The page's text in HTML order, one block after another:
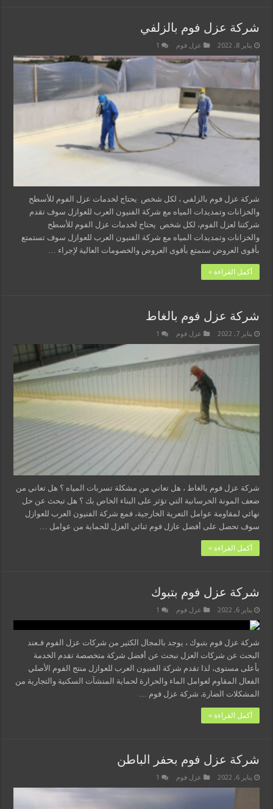
شركة عزل فوم بالزلفي
يناير 8, 2022 عزل فوم 1
شركة عزل فوم بالزلفي ، لكل شخص يحتاج لخدمات عزل الفوم للأسطح
والخزانات وتمديدات المياه مع شركة الفنيون العرب للعوازل سوف تقدم
شركتنا لعزل الفوم، لكل شخص يحتاج لخدمات عزل الفوم للأسطح
والخزانات وتمديدات المياه مع شركة الفنيون العرب للعوازل سوف تستمتع
بأقوى العروض ستمتع بأقوى العروض والخصومات العالية لإجراء …
أكمل القراءة »
شركة عزل فوم بالغاط
يناير 7, 2022 عزل فوم 1
شركة عزل فوم بالغاط ، هل تعاني من مشكلة تسربات المياه ؟ هل تعاني من
ضعف المونة الخرسانية التي تؤثر على البناء الخاص بك ؟ هل تبحث عن حل
نهائي لمقاومة عوامل التعرية الخارجية، فمع شركة الفنيون العرب للعوازل
سوف تحصل على أفضل عازل فوم ثنائي العزل للحماية من عوامل …
أكمل القراءة »
شركة عزل فوم بتبوك
يناير 6, 2022 عزل فوم 1
شركة عزل فوم بتبوك ، يوجد بالمجال الكثير من شركات عزل الفوم فـعند
البحث عن شركات العزل نبحث عن أفضل شركة متخصصة تقدم الخدمة
بأعلى مستوى، لذا تقدم شركة الفنيون العرب للعوازل منتج الفوم الأصلي
الفعال المقاوم لعوامل الماء والحرارة لحماية المنشآت السكنية والتجارية من
المشكلات الضارة. شركة عزل فوم …
أكمل القراءة »
شركة عزل فوم بحفر الباطن
يناير 6, 2022 عزل فوم 1